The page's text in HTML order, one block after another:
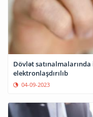
Dövlət
elektronlaşdırılıb
04-09-2023